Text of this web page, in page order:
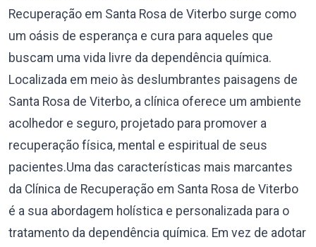
Recuperação em Santa Rosa de Viterbo surge como
um oásis de esperança e cura para aqueles que
buscam uma vida livre da dependência química.
Localizada em meio às deslumbrantes paisagens de
Santa Rosa de Viterbo, a clínica oferece um ambiente
acolhedor e seguro, projetado para promover a
recuperação física, mental e espiritual de seus
pacientes.Uma das características mais marcantes
da Clínica de Recuperação em Santa Rosa de Viterbo
é a sua abordagem holística e personalizada para o
tratamento da dependência química. Em vez de adotar